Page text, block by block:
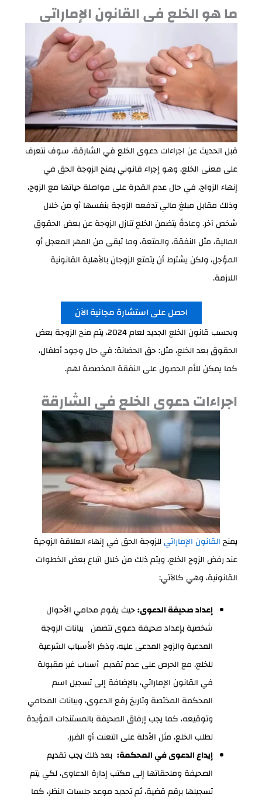
ما هو الخلع في القانون الإماراتي
قبل الحديث عن اجراءات دعوى الخلع في الشارقة، سوف نتعرف
على معنى الخلع، وهو إجراء قانونييمنح الزوجة الحق في
إنهاء الزواج، في حال عدم القدرة على مواصلة حياتها مع الزوج،
وذلك مقابل مبلغ مالي تدفعه الزوجة بنفسها أو من خلال
شخص آخر. وعادةً يتضمن الخلع تنازل الزوجة عن بعض الحقوق
المالية، مثل النفقة، والمتعة، وما تبقى من المهر المعجل أو
المؤجل، ولكن يشترط أن يتمتع الزوجان بالأهلية القانونية
اللازمة.
احصل على استشارة مجانية الآن
وبحسب قانون الخلع الجديد لعام 2024، يتم منح الزوجة بعض
الحقوق بعد الخلع، مثل: حق الحضانة: في حال وجود أطفال،
كما يمكن للأم الحصول على النفقة المخصصة لهم.
اجراءات دعوى الخلع في الشارقة
يمنحالقانون الإماراتي للزوجة الحق في إنهاء العلاقة الزوجية
عند رفض الزوج الخلع، ويتم ذلك من خلال اتباع بعض الخطوات
القانونية، وهي كالآتي:
إعداد صحيفة الدعوى:حيث يقوم محامي الأحوال
شخصية بإعداد صحيفة دعوى تتضمن بيانات الزوجة
المدعية والزوج المدعى عليه، وذكر الأسباب الشرعية
للخلع، مع الحرص على عدم تقديم أسباب غير مقبولة
في القانون الإماراتي، بالإضافة إلى تسجيل اسم
المحكمة المختصة وتاريخ رفع الدعوى، وبيانات المحامي
وتوقيعه، كما يجب إرفاق الصحيفة بالمستندات المؤيدة
لطلب الخلع، مثل الأدلة على التعنت أو الضرر.
إيداع الدعوى في المحكمة: بعد ذلك يجب تقديم
الصحيفة وملحقاتها إلى مكتب إدارة الدعاوى، لكي يتم
تسجيلها برقم قضية، ثم تحديد موعد جلسات النظر، كما